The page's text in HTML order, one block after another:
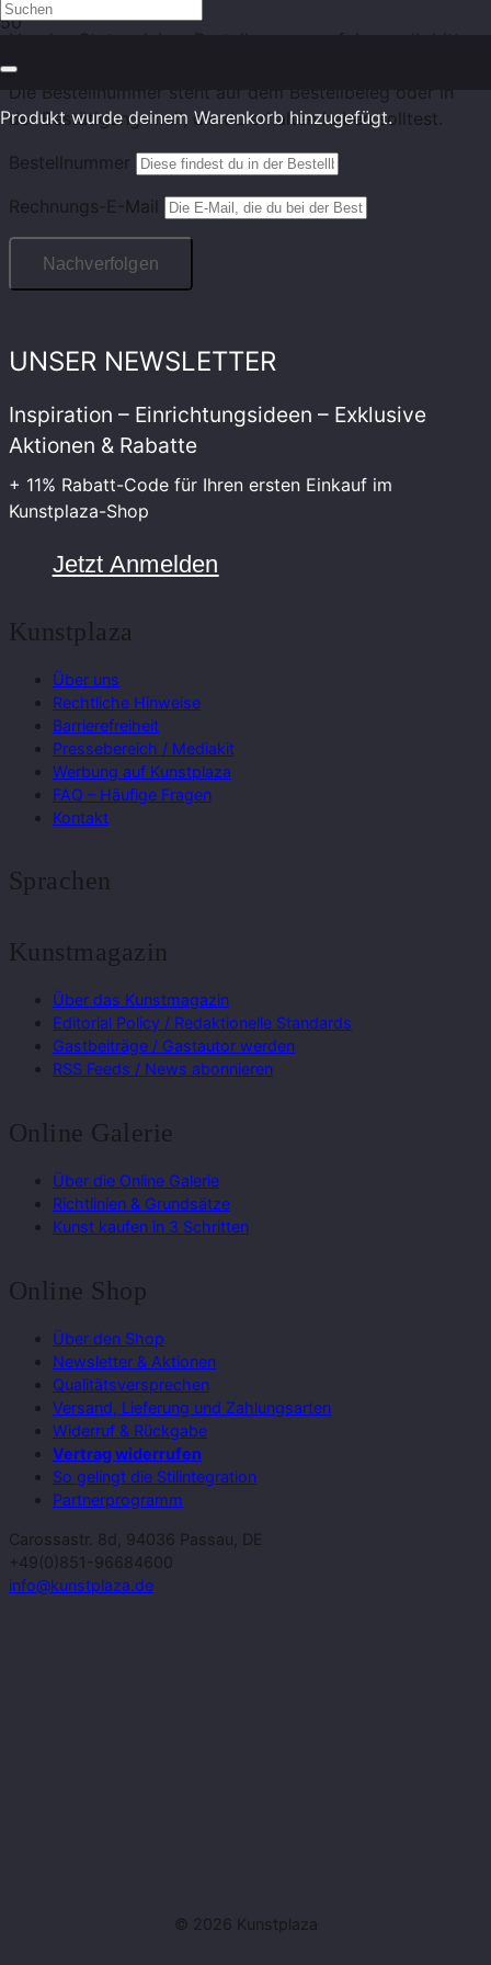
Produktwurde deinem Warenkorb hinzugefügt.
Um den Status deiner Bestellung zu verfolgen, gib bitte
deine Bestellnummer ein und klicke auf „Nachverfolgen“.
Die Bestellnummer steht auf dem Bestellbeleg oder in
der Bestätigungsmail, die du erhalten haben solltest.
Bestellnummer
Rechnungs-E-Mail
Nachverfolgen
UNSER NEWSLETTER
Inspiration – Einrichtungsideen – Exklusive
Aktionen & Rabatte
+ 11% Rabatt-Code für Ihren ersten Einkauf im
Kunstplaza-Shop
Jetzt Anmelden
Kunstplaza
Über uns
Rechtliche Hinweise
Barrierefreiheit
Pressebereich / Mediakit
Werbung auf Kunstplaza
FAQ – Häufige Fragen
Kontakt
Sprachen
Kunstmagazin
Über das Kunstmagazin
Editorial Policy / Redaktionelle Standards
Gastbeiträge / Gastautor werden
RSS Feeds / News abonnieren
Online Galerie
Über die Online Galerie
Richtlinien & Grundsätze
Kunst kaufen in 3 Schritten
Online Shop
Über den Shop
Newsletter & Aktionen
Qualitätsversprechen
Versand, Lieferung und Zahlungsarten
Widerruf & Rückgabe
Vertrag widerrufen
So gelingt die Stilintegration
Partnerprogramm
Carossastr. 8d, 94036 Passau, DE
+49(0)851-96684600
info@kunstplaza.de
© 2026 Kunstplaza